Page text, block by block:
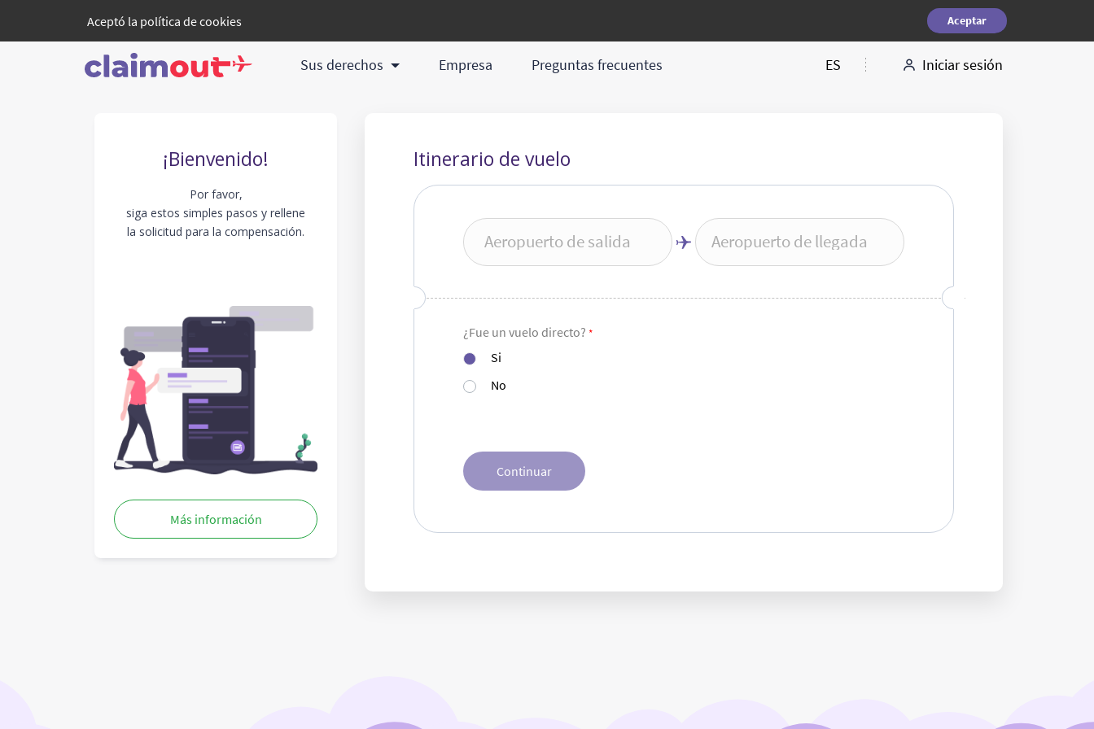
Aceptó la política de cookies Aceptar
Sus derechos Empresa Preguntas frecuentes ES Iniciar sesión
¡Bienvenido!
Por favor,
siga estos simples pasos y rellene
la solicitud para la compensación.
Más información
Itinerario de vuelo
Aeropuerto de salida Aeropuerto de llegada
¿Fue un vuelo directo? *
Si
No
Continuar